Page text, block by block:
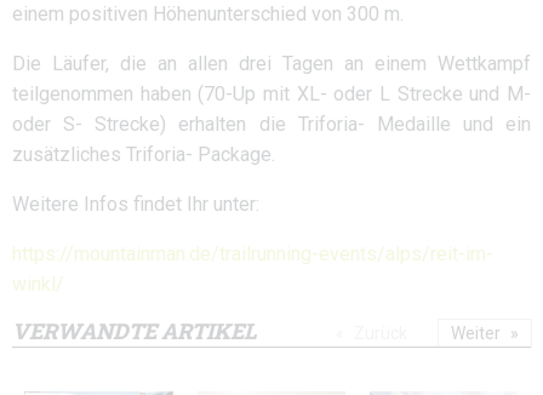
einem positiven Höhenunterschied von 300 m.
Die Läufer, die an allen drei Tagen an einem Wettkampf
teilgenommen haben (70-Up mit XL- oder L Strecke und M-
oder S- Strecke) erhalten die Triforia- Medaille und ein
zusätzliches Triforia- Package.
Weitere Infos findet Ihr unter:
https://mountainman.de/trailrunning-events/alps/reit-im-
winkl/
VERWANDTE ARTIKEL Weiter